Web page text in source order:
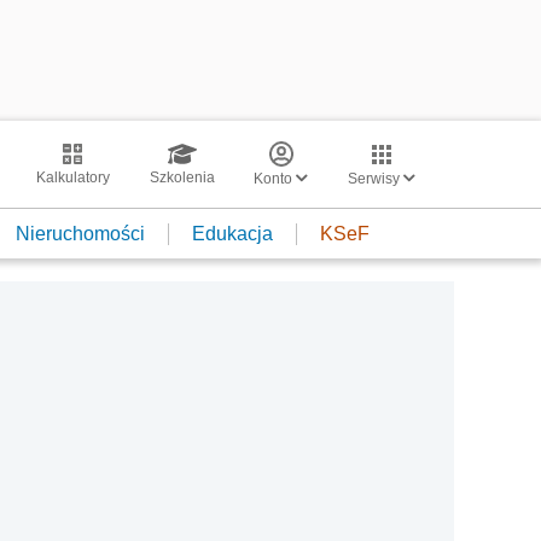
Kalkulatory Szkolenia Konto Serwisy
Nieruchomości Edukacja KSeF